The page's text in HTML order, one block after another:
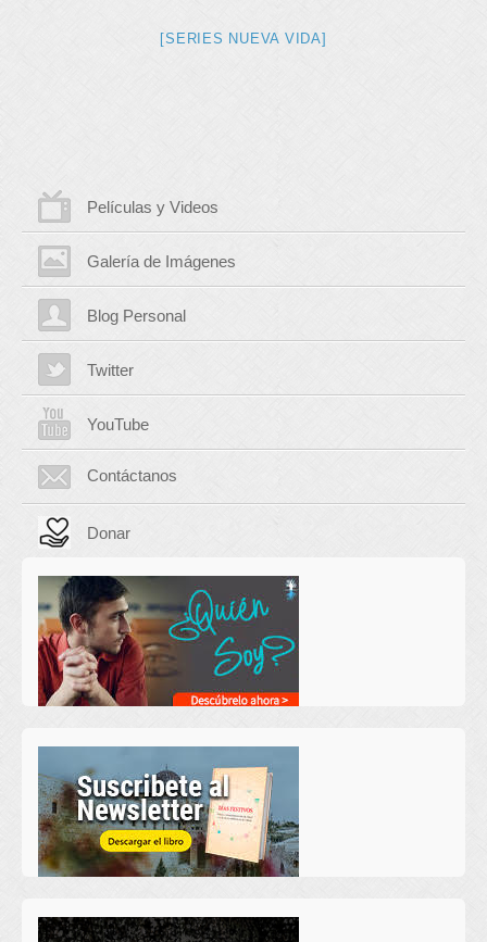
[SERIES NUEVA VIDA]
Películas y Videos
Galería de Imágenes
Blog Personal
Twitter
YouTube
Contáctanos
Donar